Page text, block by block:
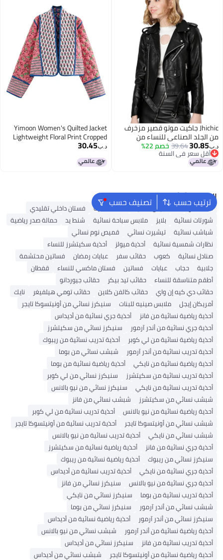
Jhichic جاكيت موتو قصير مزخرف
من الجلد الصناعي للنساء من
جهيشيك مع سحاب وخصر ضيق وم
pockets
د.ب‏30.85
39.64خصم 22%
أقل سعر في السنة
أقل سعر في السنة
Yimoon Women's Quilted Jacket
Lightweight Floral Print Cropped
Puffer Coat Short Padded Open
Front Winter Outwear(White-XL)
د.ب‏30.45
ترتيب حسب تصنيف حسب البحث الشائع
شنط ألدو شنط جيس نسائية شنط نسائية
فستان داخلي تقليدي
شورتات نسائية
بلايز ملابس سباحة نسائية شنط يد
حمالة صدر رياضية
شباشب نسائية
تيشيرت نسائي
قميص نوم نسائي
نظارات شمسية نسائية
أحذية ميولز
أحذية سكيتشرز للنساء
صنادل نسائية
كعوب حقائب سفر عبايات رمضان
فساتين محتشمة
جلابية
حجاب عبايات فساتين فستان ماكسي للنساء
قفطان
أطقم متناسقة للنساء
حقائب تيد بيكر
حقائب جيوردانو
حقائب دي كيه إن واي
حقائب كالفن كلاين حقائب تومي هيلفيغر
نايك
أمريكان إيجل
ملابس صينيه للبنات
سنيكرز نسائي من أونيتسوكا تايجر
أحذية رياضية نسائية من فانز
أحذية جري نسائية من أديداس
أحذية جري نسائية من أندر آرمور
سنيكرز نسائي من سكيتشرز
أحذية رياضية نسائية من لي كوبر
أحذية تدريب نسائية من ريبوك
أحذية تدريب نسائية من أندر آرمور
شبشب نسائي من بوما
أحذية رياضية نسائية من نايكي
أحذية رياضية نسائية من بوما
أحذية تدريب نسائية من سكيتشرز
سنيكرز نسائي من لي كوبر
أحذية تدريب نسائية من نايكي
سنيكرز نسائي من نيو بالانس
شبشب نسائي من سكيتشرز
شبشب نسائي من فانز
أحذية رياضية نسائية من نيو بالانس
أحذية تدريب نسائية من لي كوبر
شبشب نسائي من أونيتسوكا تايجر
أحذية تدريب نسائية من أونيتسوكا تايجر
شبشب نسائي من نايكي
أحذية تدريب نسائية من نيو بالانس
أحذية جري نسائية من فانز
أحذية رياضية نسائية من سكيتشرز
سنيكرز نسائي من ريبوك
أحذية رياضية نسائية من ريبوك
أحذية جري نسائية من نايكي
أحذية تدريب نسائية من أديداس
أحذية جري نسائية من نيو بالانس
سنيكرز نسائي من فانز
أحذية تدريب نسائية من بوما
سنيكرز نسائي من نايكي
شبشب نسائي من أندر آرمور
سنيكرز نسائي من بوما
سنيكرز نسائي من أندر آرمور
أحذية رياضية نسائية من أديداس
أحذية رياضية نسائية من أندر آرمور
شبشب نسائي من نيو بالانس
أحذية تدريب نسائية من فانز
سنيكرز نسائي من أديداس
أحذية رياضية نسائية من أونيتسوكا تايجر
شبشب نسائي من أديداس